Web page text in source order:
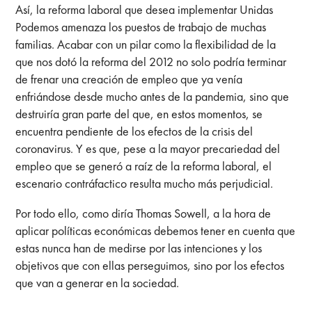
Así, la reforma laboral que desea implementar Unidas
Podemos amenaza los puestos de trabajo de muchas
familias. Acabar con un pilar como la flexibilidad de la
que nos dotó la reforma del 2012 no solo podría terminar
de frenar una creación de empleo que ya venía
enfriándose desde mucho antes de la pandemia, sino que
destruiría gran parte del que, en estos momentos, se
encuentra pendiente de los efectos de la crisis del
coronavirus. Y es que, pese a la mayor precariedad del
empleo que se generó a raíz de la reforma laboral, el
escenario contráfactico resulta mucho más perjudicial.
Por todo ello, como diría Thomas Sowell, a la hora de
aplicar políticas económicas debemos tener en cuenta que
estas nunca han de medirse por las intenciones y los
objetivos que con ellas perseguimos, sino por los efectos
que van a generar en la sociedad.